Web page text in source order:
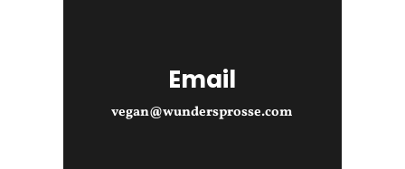
Email
vegan@wundersprosse.com